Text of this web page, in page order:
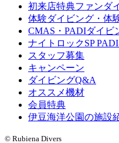
初来店特典ファンダ
体験ダイビング・体
CMAS・PADIダイビ
ナイトロックSP
スタッフ募集
キャンペーン
ダイビングQ&A
オススメ機材
会員特典
伊豆海洋公園の施設
© Rubiena Divers